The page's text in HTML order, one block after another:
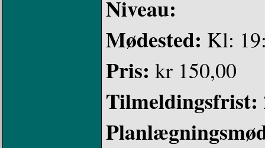
Niveau:
Mødested: Kl:
Pris: kr 150,00
Tilmeldingsfrist: